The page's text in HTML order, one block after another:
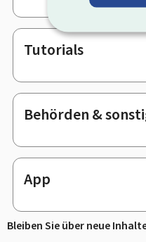
Tutorials
Behörden &
App
Bleiben Sie über neue